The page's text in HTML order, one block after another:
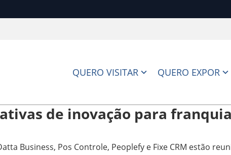
QUERO VISITAR QUERO EXPOR
de inovação para
Business, Pos Controle, Peoplefy e Fixe CRM estão